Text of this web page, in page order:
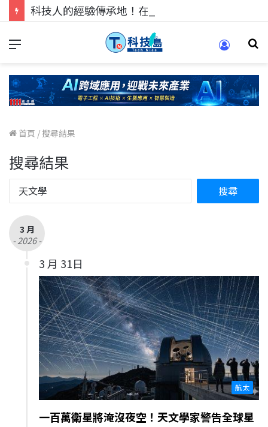
首頁 /搜尋結果
搜尋結果
3 月
- 2026 -
3 月 31日
航太
一百萬衛星將淹沒夜空！天文學家警告全球星